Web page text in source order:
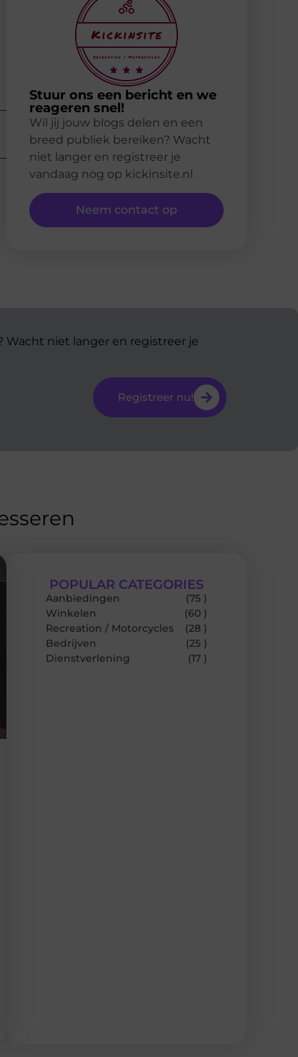
Stuur ons een bericht en we
reageren snel!
Wil jij jouw blogs delen en een
breed publiek bereiken? Wacht
niet langer en registreer je
vandaag nog op kickinsite.nl
Neem contact op
niet langer en registreer je
Registreer nu!
POPULAR CATEGORIES
Aanbiedingen
(75 )
Winkelen
(60 )
Recreation / Motorcycles
(28 )
Bedrijven
(25 )
Dienstverlening
(17 )